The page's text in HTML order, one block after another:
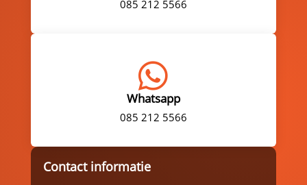
085 212 5566

Whatsapp
085 212 5566
Contact informatie